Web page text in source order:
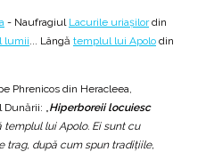
- Naufragiul Lacurile uriaşilordin
lumii ... Lângă templul lui Apolo din
Phrenicos din Heracleea,
„ Hiperboreii locuiesc
lui Apolo. Ei sunt cu
trag, după cum spun tradiţiile,